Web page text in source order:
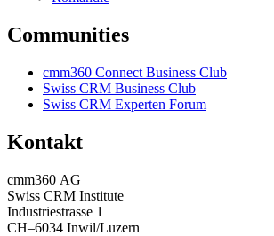
Communities
cmm360 Connect Business Club
Swiss CRM Business Club
Swiss CRM Experten Forum
Kontakt
cmm360 AG
Swiss CRM Institute
Industriestrasse 1
CH–6034 Inwil/Luzern